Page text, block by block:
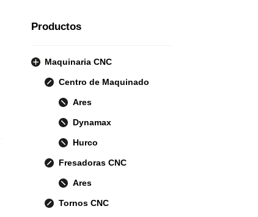
Productos
Maquinaria CNC
Centro de Maquinado
Ares
Dynamax
Hurco
Fresadoras CNC
Ares
Tornos CNC